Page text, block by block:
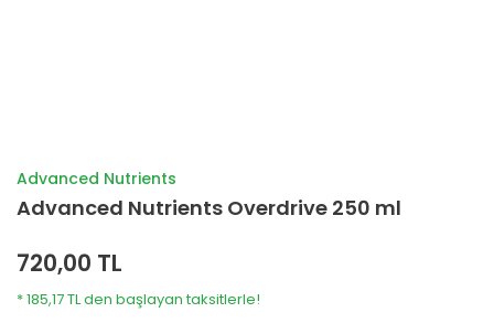
Advanced Nutrients
Advanced Nutrients Overdrive 250 ml
720,00 TL
* 185,17 TL den başlayan taksitlerle!